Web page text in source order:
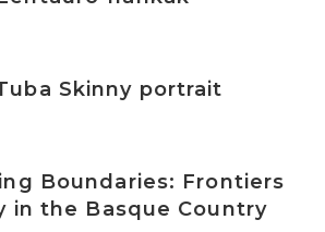
Skinny portrait
Boundaries: Frontiers
in the Basque Country